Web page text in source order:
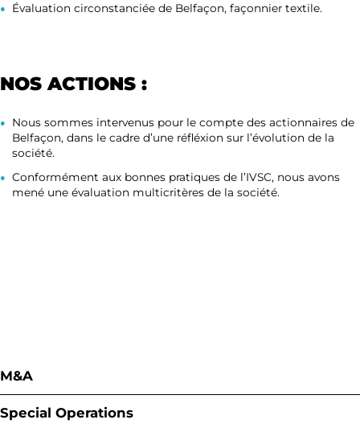
Évaluation circonstanciée de Belfaçon, façonnier textile.
NOS ACTIONS :
Nous sommes intervenus pour le compte des actionnaires de
Belfaçon, dans le cadre d’une réfléxion sur l’évolution de la
société.
Conformément aux bonnes pratiques de l’IVSC, nous avons
mené une évaluation multicritères de la société.
M&A
Special Operations